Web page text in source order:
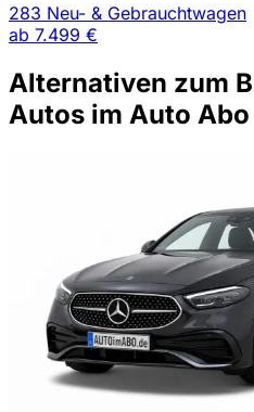
283 Neu- & Gebrauchtwagen
ab 7.499 €
Alternativen zum
Autos im Auto Abo